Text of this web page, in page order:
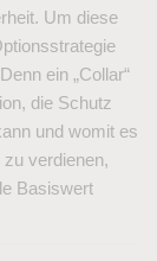
Um diese
ein „Collar“
die Schutz
und womit es
verdienen,
Basiswert